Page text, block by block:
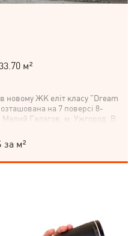
м²
новому ЖК еліт класу "Dream
на 7 поверсі 8-
Малий Галагов, м. Ужгород. В
забудовник !!! - Будинок
міста. - Підземний паркінг. -
- Набережна 7
за м²